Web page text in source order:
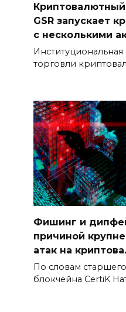
GSR запускает
с несколькими
торговли
Фишинг и
причиной
атак на
По словам
блокчейна CertiK